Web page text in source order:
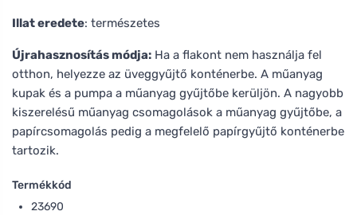
Illat eredete: természetes
Újrahasznosítás módja: Ha a flakont nem használja fel
otthon, helyezze az üveggyűjtő konténerbe. A műanyag
kupak és a pumpa a műanyag gyűjtőbe kerüljön. A nagyobb
kiszerelésű műanyag csomagolások a műanyag gyűjtőbe, a
papírcsomagolás pedig a megfelelő papírgyűjtő konténerbe
tartozik.
Termékkód
23690